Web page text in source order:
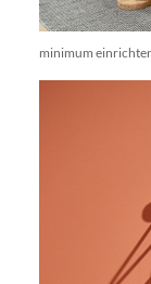
minimum